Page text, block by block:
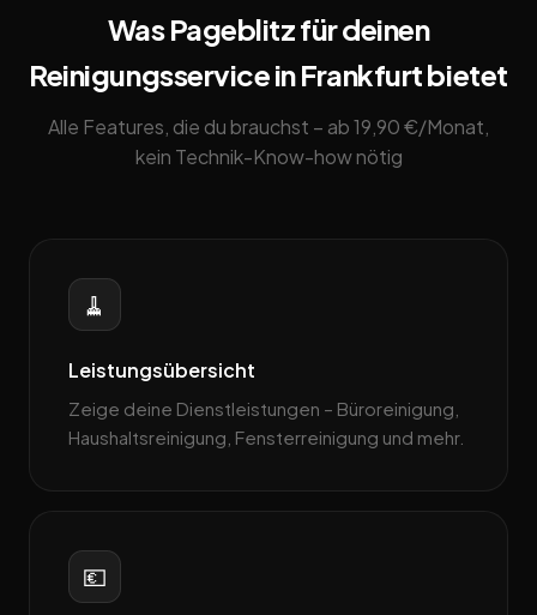
Was Pageblitz für deinen
Reinigungsservice in Frankfurt bietet
Alle Features, die du brauchst – ab 19,90 €/Monat,
kein Technik-Know-how nötig
🧹
Leistungsübersicht
Zeige deine Dienstleistungen – Büroreinigung,
Haushaltsreinigung, Fensterreinigung und mehr.
💶